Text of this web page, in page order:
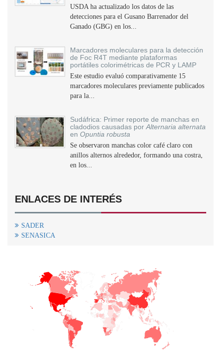
USDA ha actualizado los datos de las
detecciones para el Gusano Barrenador del
Ganado (GBG) en los...
Marcadores moleculares para la detección
de Foc R4T mediante plataformas
portátiles colorimétricas de PCR y LAMP
Este estudio evaluó comparativamente 15
marcadores moleculares previamente publicados
para la...
Sudáfrica: Primer reporte de manchas en
cladodios causadas por Alternaria alternata
en Opuntia robusta
Se observaron manchas color café claro con
anillos alternos alrededor, formando una costra,
en los...
ENLACES DE INTERÉS
SADER
SENASICA